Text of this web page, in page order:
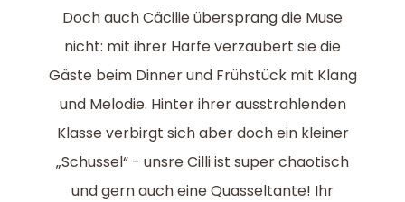
Doch auch Cäcilie übersprang die Muse
nicht: mit ihrer Harfe verzaubert sie die
Gäste beim Dinner und Frühstück mit Klang
und Melodie. Hinter ihrer ausstrahlenden
Klasse verbirgt sich aber doch ein kleiner
„Schussel“ - unsre Cilli ist super chaotisch
und gern auch eine Quasseltante! Ihr